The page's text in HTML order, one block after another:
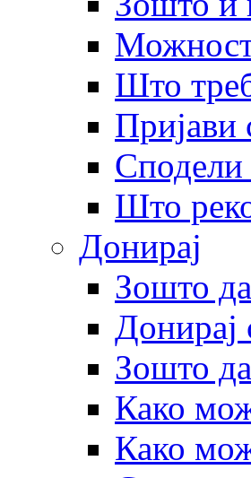
Што
Пријави
Сподели
Што
Донирај
Зошто
Донирај
Зошто
Како
Како